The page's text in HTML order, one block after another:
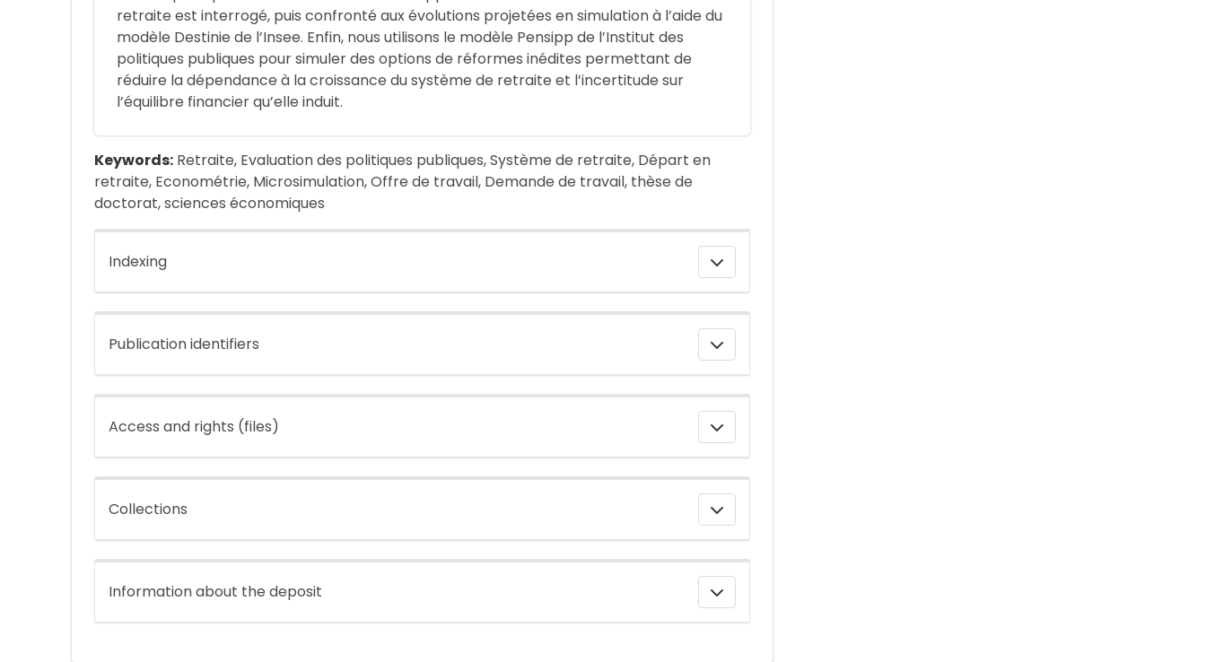
retraite est interrogé, puis confronté aux évolutions projetées en simulation à l’aide du
modèle Destinie de l’Insee. Enfin, nous utilisons le modèle Pensipp de l’Institut des
politiques publiques pour simuler des options de réformes inédites permettant de
réduire la dépendance à la croissance du système de retraite et l’incertitude sur
l’équilibre financier qu’elle induit.
Keywords: Retraite, Evaluation des politiques publiques, Système de retraite, Départ en
retraite, Econométrie, Microsimulation, Offre de travail, Demande de travail, thèse de
doctorat, sciences économiques
Indexing
Publication identifiers
Access and rights (files)
Collections
Information about the deposit